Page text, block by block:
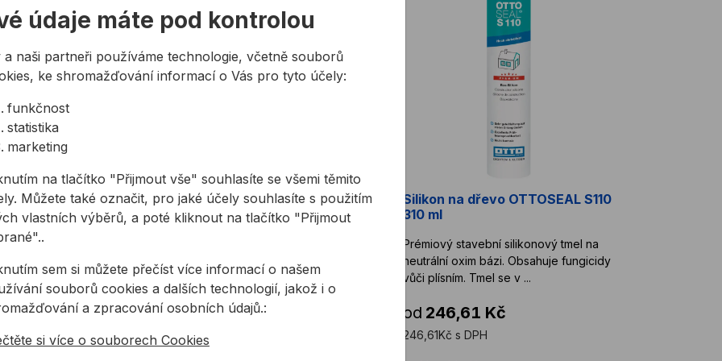
PU pěna NOVAPUR 750
polyuretanová pěna
se vzdušnou vlhkostí, zimní
variant. Nakupte alespoň 6 ...
Kč/ks
s DPH
Řezný kotouč BOSCH EXPERT
INOX na nerez
úhlových brusek určený na nerez.
od47,19 Kč
18,88Kč s DPH
Silikon na dřevo OTTOSEAL S110
310 ml
Prémiový stavební silikonový tmel na
neutrální oxim bázi. Obsahuje fungicidy
vůči plísním. Tmel se v ...
od 246,61 Kč
246,61Kč s DPH
údaje máte pod kontrolou
a naši partneři používáme technologie, včetně souborů
ke shromažďování informací o Vás pro tyto účely:
funkčnost
statistika
marketing
na tlačítko "Přijmout vše" souhlasíte se všemi těmito
Můžete také označit, pro jaké účely souhlasíte s použitím
vlastních výběrů, a poté kliknout na tlačítko "Přijmout
sem si můžete přečíst více informací o našem
souborů cookies a dalších technologií, jakož i o
a zpracování osobních údajů.:
si více o souborech Cookies